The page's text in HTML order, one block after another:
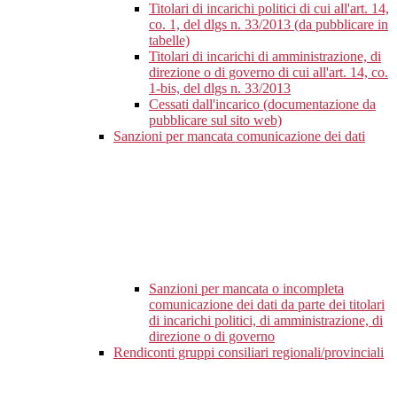
Titolari di incarichi politici di cui all'art. 14,
co. 1, del dlgs n. 33/2013 (da pubblicare in
tabelle)
Titolari di incarichi di amministrazione, di
direzione o di governo di cui all'art. 14, co.
1-bis, del dlgs n. 33/2013
Cessati dall'incarico (documentazione da
pubblicare sul sito web)
Sanzioni per mancata comunicazione dei dati
Sanzioni per mancata o incompleta
comunicazione dei dati da parte dei titolari
di incarichi politici, di amministrazione, di
direzione o di governo
Rendiconti gruppi consiliari regionali/provinciali